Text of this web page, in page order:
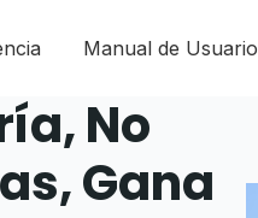
Manual de Usuario
No
Gana